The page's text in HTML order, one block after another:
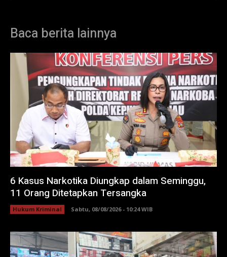
Baca berita lainnya
6 Kasus Narkotika Diungkap dalam Seminggu,
11 Orang Ditetapkan Tersangka
Hukum Kriminal Sabtu, 08/08/2026 - 10:24 WIB